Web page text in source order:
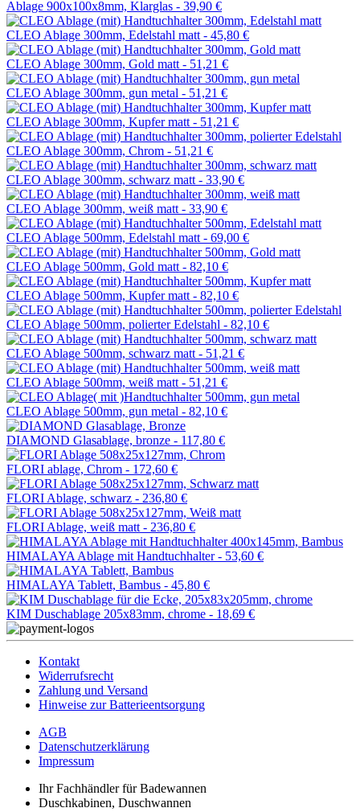
Ablage 900x100x8mm, Klarglas - 39,90 €
CLEO Ablage 300mm, Edelstahl matt - 45,80 €
CLEO Ablage 300mm, Gold matt - 51,21 €
CLEO Ablage 300mm, gun metal - 51,21 €
CLEO Ablage 300mm, Kupfer matt - 51,21 €
CLEO Ablage 300mm, Chrom - 51,21 €
CLEO Ablage 300mm, schwarz matt - 33,90 €
CLEO Ablage 300mm, weiß matt - 33,90 €
CLEO Ablage 500mm, Edelstahl matt - 69,00 €
CLEO Ablage 500mm, Gold matt - 82,10 €
CLEO Ablage 500mm, Kupfer matt - 82,10 €
CLEO Ablage 500mm, polierter Edelstahl - 82,10 €
CLEO Ablage 500mm, schwarz matt - 51,21 €
CLEO Ablage 500mm, weiß matt - 51,21 €
CLEO Ablage 500mm, gun metal - 82,10 €
DIAMOND Glasablage, bronze - 117,80 €
FLORI ablage, Chrom - 172,60 €
FLORI Ablage, schwarz - 236,80 €
FLORI Ablage, weiß matt - 236,80 €
HIMALAYA Ablage mit Handtuchhalter - 53,60 €
HIMALAYA Tablett, Bambus - 45,80 €
KIM Duschablage 205x83mm, chrome - 18,69 €
Kontakt
Widerrufsrecht
Zahlung und Versand
Hinweise zur Batterieentsorgung
AGB
Datenschutzerklärung
Impressum
Ihr Fachhändler für Badewannen
Duschkabinen, Duschwannen